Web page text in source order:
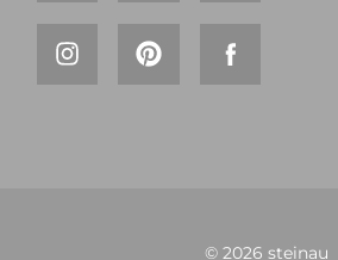
© 2026 steinau